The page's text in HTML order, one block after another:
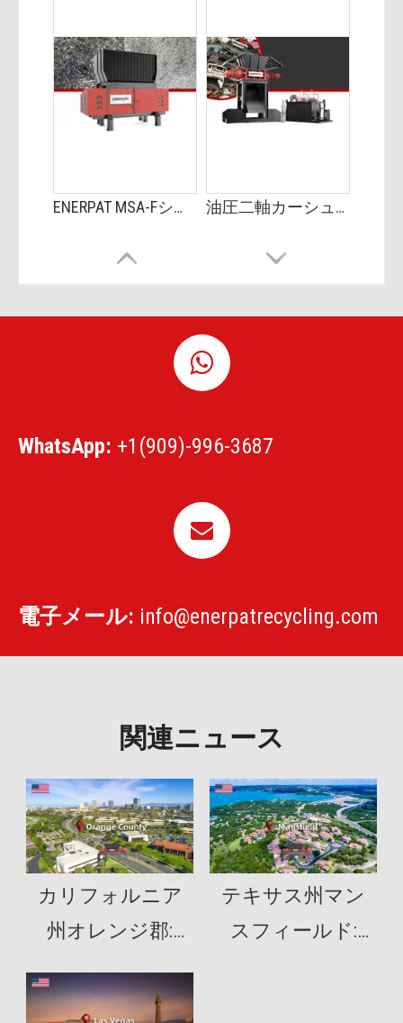
ENERPAT MSA-Fシリーズ アルミシュレッダーマシンメーカー 油圧二軸カーシュレッダーマシンの価格
WhatsApp: +1(909)-996-3687
電子メール: info@enerpatrecycling.com
関連ニュース
カリフォルニア
州オレンジ郡:
ボールのシュレ
テキサス州マン
スフィールド: